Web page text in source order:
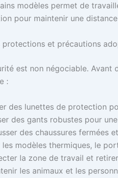
modèles permet de
pour maintenir une
protections et précautions
est non négociable.
:
des lunettes de protection
des gants robustes pour
des chaussures fermées
les modèles thermiques, le
la zone de travail et
les animaux et les